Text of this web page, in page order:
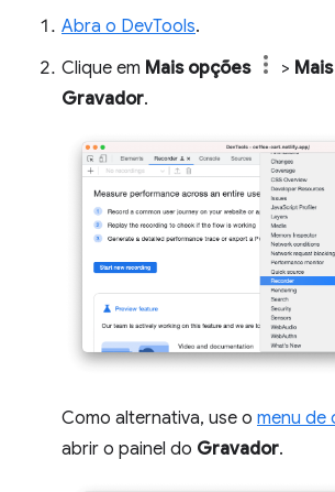
Abra o DevTools.
Clique em Mais opções >
Gravador.
Como alternativa, use o menu de
abrir o painel do Gravador.